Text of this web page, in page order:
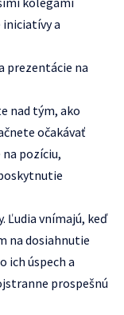
iniciatívy a
prezentácie na
nad tým, ako
očakávať
pozíciu,
Ľudia vnímajú, keď
na dosiahnutie
ich úspech a
prospešnú